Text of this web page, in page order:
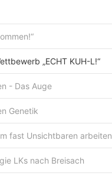
„ECHT KUH-L!“
- Das Auge
Genetik
fast Unsichtbaren arbeiten
LKs nach Breisach